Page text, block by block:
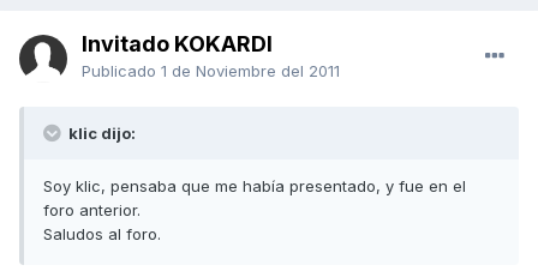
Invitado KOKARDI
Publicado 1 de Noviembre del 2011
klic dijo:
Soy klic, pensaba que me había presentado, y fue en el
foro anterior.
Saludos al foro.